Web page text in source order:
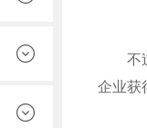
不过
企业获